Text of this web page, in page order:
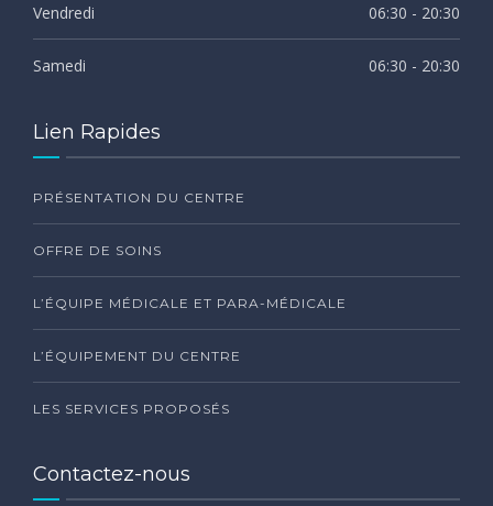
Vendredi 06:30 - 20:30
Samedi 06:30 - 20:30
Lien Rapides
PRÉSENTATION DU CENTRE
OFFRE DE SOINS
L’ÉQUIPE MÉDICALE ET PARA-MÉDICALE
L’ÉQUIPEMENT DU CENTRE
LES SERVICES PROPOSÉS
Contactez-nous